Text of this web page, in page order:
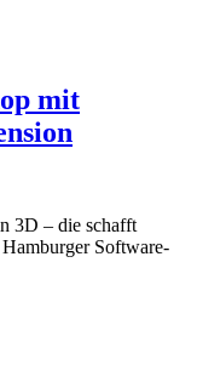
mit
3D – die schafft
Software-